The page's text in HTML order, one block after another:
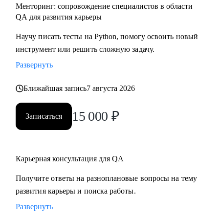
Менторинг: сопровождение специалистов в области
QA для развития карьеры
Научу писать тесты на Python, помогу освоить новый
инструмент или решить сложную задачу.
Развернуть
Ближайшая запись7 августа 2026
Записаться 15 000 ₽
Карьерная консультация для QA
Получите ответы на разноплановые вопросы на тему
развития карьеры и поиска работы.
Развернуть